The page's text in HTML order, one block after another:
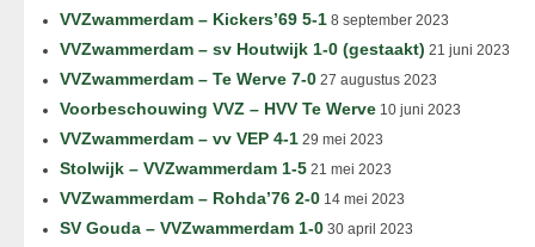
VVZwammerdam – Kickers’69 5-1 8 september 2023
VVZwammerdam – sv Houtwijk 1-0 (gestaakt) 21 juni 2023
VVZwammerdam – Te Werve 7-0 27 augustus 2023
Voorbeschouwing VVZ – HVV Te Werve 10 juni 2023
VVZwammerdam – vv VEP 4-1 29 mei 2023
Stolwijk – VVZwammerdam 1-5 21 mei 2023
VVZwammerdam – Rohda’76 2-0 14 mei 2023
SV Gouda – VVZwammerdam 1-0 30 april 2023